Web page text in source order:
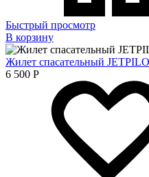
Быстрый просмотр
В корзину
Жилет спасательный
6 500 Р